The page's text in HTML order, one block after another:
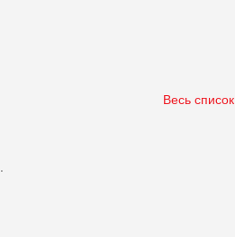
Весь список